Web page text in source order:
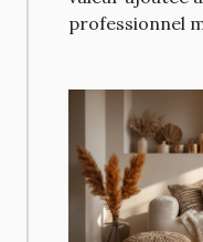
professionnel